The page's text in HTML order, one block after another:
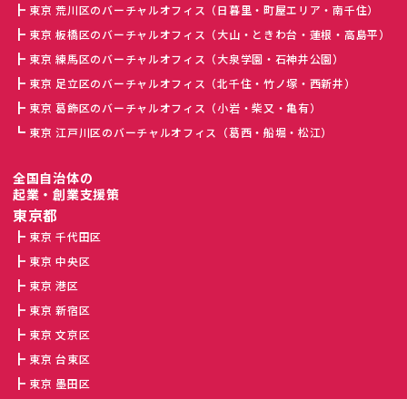
東京 荒川区のバーチャルオフィス（日暮里・町屋エリア・南千住）
東京 板橋区のバーチャルオフィス（大山・ときわ台・蓮根・高島平）
東京 練馬区のバーチャルオフィス（大泉学園・石神井公園）
東京 足立区のバーチャルオフィス（北千住・竹ノ塚・西新井）
東京 葛飾区のバーチャルオフィス（小岩・柴又・亀有）
東京 江戸川区のバーチャルオフィス（葛西・船堀・松江）
全国自治体の
起業・創業支援策
東京都
東京 千代田区
東京 中央区
東京 港区
東京 新宿区
東京 文京区
東京 台東区
東京 墨田区